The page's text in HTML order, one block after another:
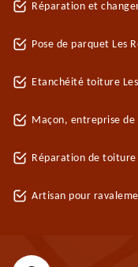
Réparation et
Pose de parquet Les
Etanchéité toiture
Maçon, entreprise de
Réparation de toiture
Artisan pour